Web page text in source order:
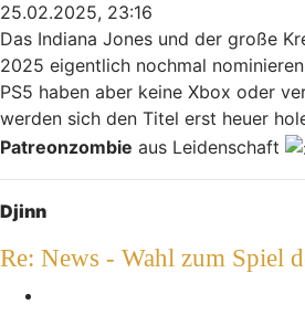
25.02.2025, 23:16
Das Indiana Jones und der große
2025 eigentlich nochmal
PS5 haben aber keine Xbox oder
werden sich den Titel erst heuer
Patreonzombie aus Leidenschaft
Nach oben
Djinn
Re: News - Wahl zum Spiel